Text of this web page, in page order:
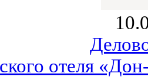
отеля